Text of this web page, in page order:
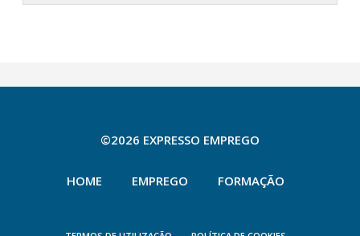
©2026 EXPRESSO EMPREGO
HOME EMPREGO FORMAÇÃO